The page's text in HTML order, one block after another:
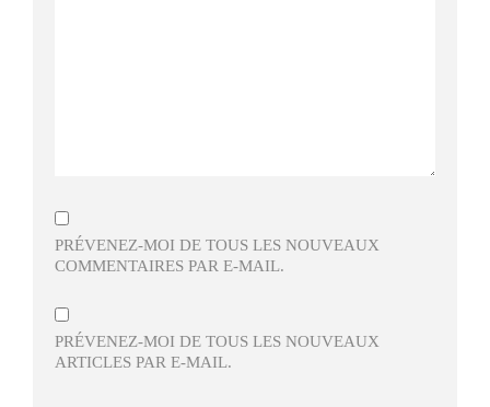
PRÉVENEZ-MOI DE TOUS LES NOUVEAUX
COMMENTAIRES PAR E-MAIL.
PRÉVENEZ-MOI DE TOUS LES NOUVEAUX
ARTICLES PAR E-MAIL.